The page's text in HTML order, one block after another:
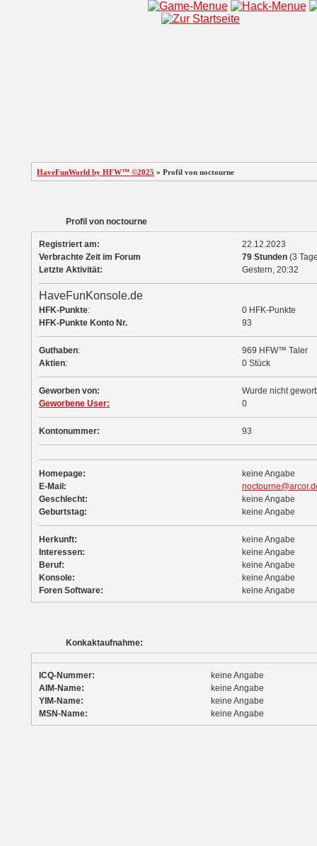
HaveFunWorld by HFW™ ©2025 » Profil von noctourne
Profil von noctourne
Registriert am:
22.12.2023
Verbrachte Zeit im Forum
79 Stunden (3
Letzte Aktivität:
Gestern, 20:32
HaveFunKonsole.de
HFK-Punkte:
0 HFK-Punkte
HFK-Punkte Konto Nr.
93
Guthaben:
969 HFW™ Taler
Aktien: 0 Stück
Geworben von:
Wurde nicht
Geworbene User:
0
Kontonummer: 93
Homepage:
keine Angabe
E-Mail:
Geschlecht:
keine Angabe
Geburtstag:
keine Angabe
Herkunft:
keine Angabe
Interessen:
keine Angabe
Beruf:
keine Angabe
Konsole:
keine Angabe
Foren Software:
keine Angabe
Konkaktaufnahme:
ICQ-Nummer:
keine Angabe
AIM-Name:
keine Angabe
YIM-Name:
keine Angabe
MSN-Name:
keine Angabe